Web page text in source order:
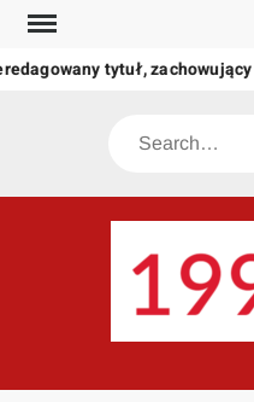
Skip
content
tytuł, zachowujący
Search